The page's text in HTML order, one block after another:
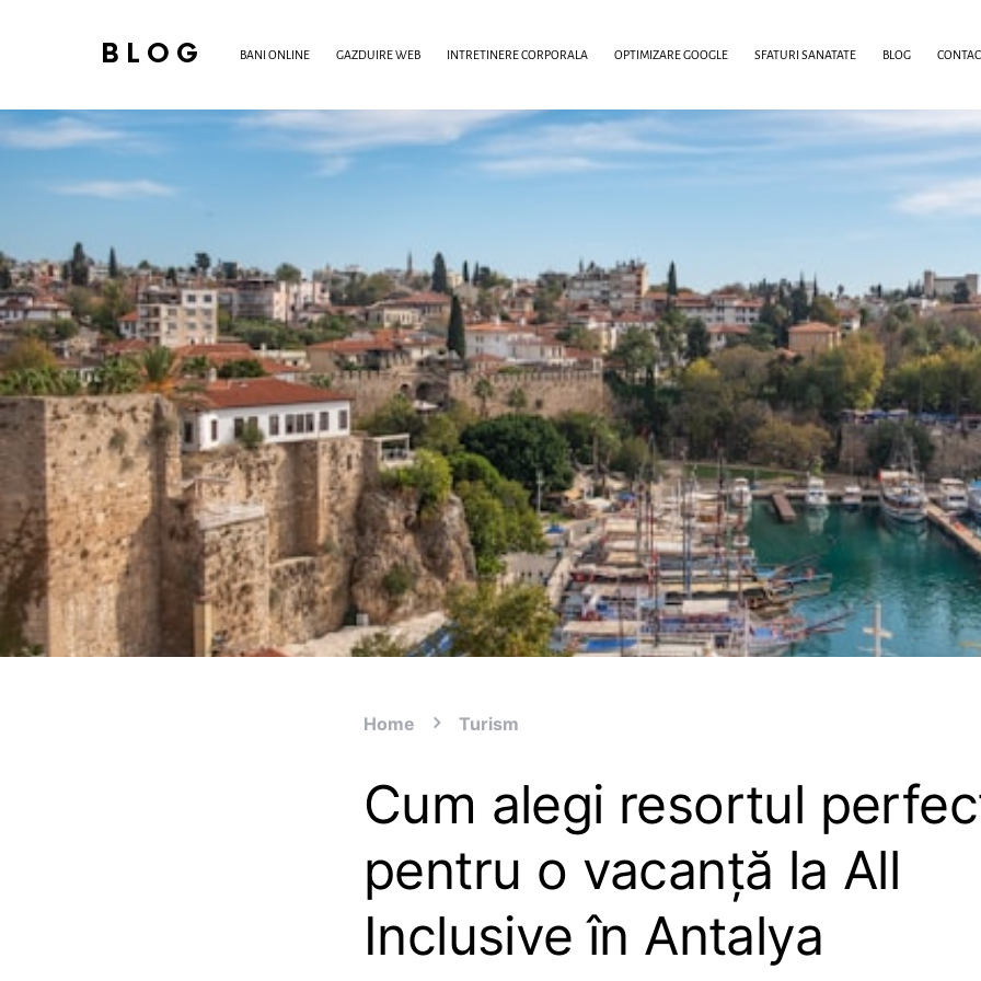
BLOG BANI ONLINE GAZDUIRE WEB INTRETINERE CORPORALA OPTIMIZARE GOOGLE SFATURI SANATATE BLOG
Home Turism
Cum alegi resortul
pentru o vacanță la All
Inclusive în Antalya